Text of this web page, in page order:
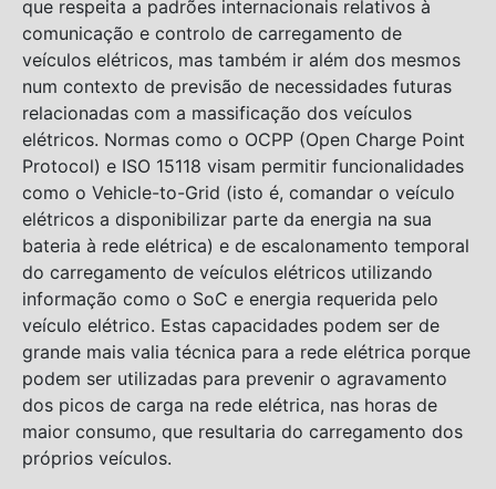
que respeita a padrões internacionais relativos à
comunicação e controlo de carregamento de
veículos elétricos, mas também ir além dos mesmos
num contexto de previsão de necessidades futuras
relacionadas com a massificação dos veículos
elétricos. Normas como o OCPP (Open Charge Point
Protocol) e ISO 15118 visam permitir funcionalidades
como o Vehicle-to-Grid (isto é, comandar o veículo
elétricos a disponibilizar parte da energia na sua
bateria à rede elétrica) e de escalonamento temporal
do carregamento de veículos elétricos utilizando
informação como o SoC e energia requerida pelo
veículo elétrico. Estas capacidades podem ser de
grande mais valia técnica para a rede elétrica porque
podem ser utilizadas para prevenir o agravamento
dos picos de carga na rede elétrica, nas horas de
maior consumo, que resultaria do carregamento dos
próprios veículos.